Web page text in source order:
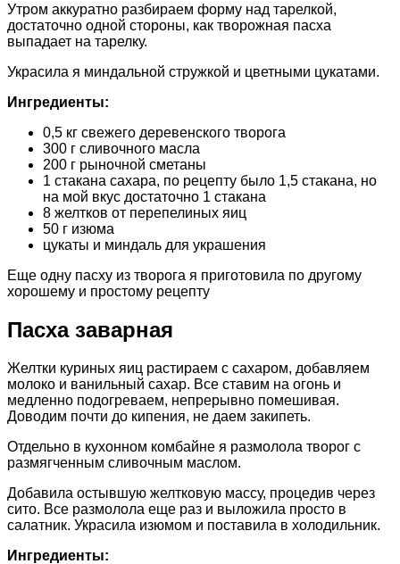
Утром аккуратно разбираем форму над тарелкой,
достаточно одной стороны, как творожная пасха
выпадает на тарелку.
Украсила я миндальной стружкой и цветными цукатами.
Ингредиенты:
0,5 кг свежего деревенского творога
300 г сливочного масла
200 г рыночной сметаны
1 стакана сахара, по рецепту было 1,5 стакана, но
на мой вкус достаточно 1 стакана
8 желтков от перепелиных яиц
50 г изюма
цукаты и миндаль для украшения
Еще одну пасху из творога я приготовила по другому
хорошему и простому рецепту
Пасха заварная
Желтки куриных яиц растираем с сахаром, добавляем
молоко и ванильный сахар. Все ставим на огонь и
медленно подогреваем, непрерывно помешивая.
Доводим почти до кипения, не даем закипеть.
Отдельно в кухонном комбайне я размолола творог с
размягченным сливочным маслом.
Добавила остывшую желтковую массу, процедив через
сито. Все размолола еще раз и выложила просто в
салатник. Украсила изюмом и поставила в холодильник.
Ингредиенты: